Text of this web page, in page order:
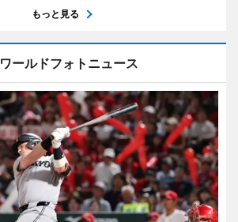
もっと見る
ワールドフォトニュース